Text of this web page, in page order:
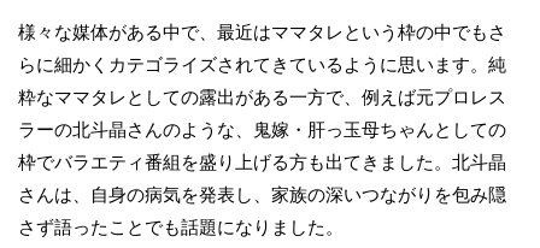
様々な媒体がある中で、最近はママタレという枠の中でもさ
らに細かくカテゴライズされてきているように思います。純
粋なママタレとしての露出がある一方で、例えば元プロレス
ラーの北斗晶さんのような、鬼嫁・肝っ玉母ちゃんとしての
枠でバラエティ番組を盛り上げる方も出てきました。北斗晶
さんは、自身の病気を発表し、家族の深いつながりを包み隠
さず語ったことでも話題になりました。